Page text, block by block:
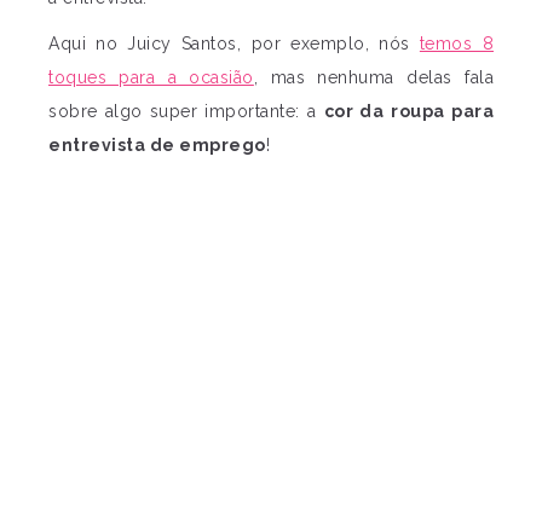
Aqui no Juicy Santos, por exemplo, nós temos 8
toques para a ocasião
, mas nenhuma delas fala
sobre algo super importante: a cor da roupa para
entrevista de emprego!